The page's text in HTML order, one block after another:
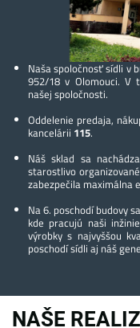
Naša spoločnosť sídli v
952/18 v Olomouci. V
našej spoločnosti.
Oddelenie predaja,
kancelárii 115.
Náš sklad sa
starostlivo
zabezpečila maximálna
Na 6. poschodí budovy
kde pracujú naši
výrobky s najvyššou
poschodí sídli aj náš
NAŠE